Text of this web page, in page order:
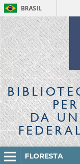
BRASIL
DA
FLORESTA